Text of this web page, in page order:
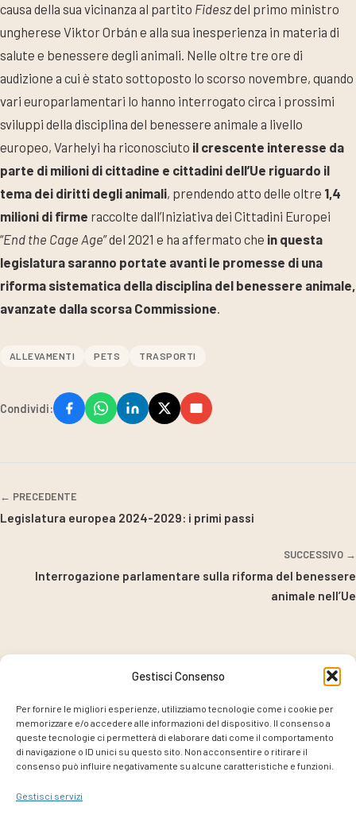
Gestisci Consenso
Per fornire le migliori esperienze, utilizziamo tecnologie come i cookie per
memorizzare e/o accedere alle informazioni del dispositivo. Il consenso a
queste tecnologie ci permetterà di elaborare dati come il comportamento
di navigazione o ID unici su questo sito. Non acconsentire o ritirare il
consenso può influire negativamente su alcune caratteristiche e funzioni.
Gestisci servizi
causa della sua vicinanza al partito Fideszdel primo ministro
ungherese Viktor Orbán e alla sua inesperienza in materia di
salute e benessere degli animali. Nelle oltre tre ore di
audizione a cui è stato sottoposto lo scorso novembre, quando
vari europarlamentari lo hanno interrogato circa i prossimi
sviluppi della disciplina del benessere animale a livello
europeo, Varhelyi ha riconosciuto il crescente interesse da
parte di milioni di cittadine e cittadini dell’Ue riguardo il
tema dei diritti degli animali, prendendo atto delle oltre 1,4
milioni di firme raccolte dall’Iniziativa dei Cittadini Europei
“End the Cage Age” del 2021 e ha affermato che in questa
legislatura saranno portate avanti le promesse di una
riforma sistematica della disciplina del benessere animale,
avanzate dalla scorsa Commissione.
ALLEVAMENTI PETS TRASPORTI
Condividi:
← PRECEDENTE
Legislatura europea 2024-2029: i primi passi
SUCCESSIVO →
Interrogazione parlamentare sulla riforma del benessere
animale nell’Ue
PROGETTO COORDINATO DA